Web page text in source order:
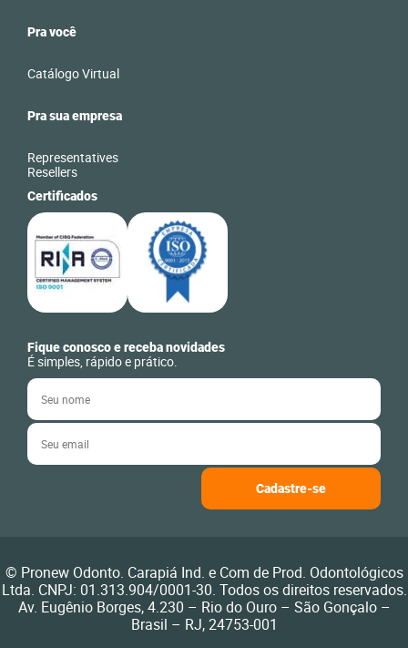
Pra você
Catálogo Virtual
Pra sua empresa
Representatives
Resellers
Certificados
Fique conosco e receba novidades
É simples, rápido e prático.
© Pronew Odonto. Carapiá Ind. e Com de Prod. Odontológicos
Ltda. CNPJ: 01.313.904/0001-30. Todos os direitos reservados.
Av. Eugênio Borges, 4.230 – Rio do Ouro – São Gonçalo –
Brasil – RJ, 24753-001